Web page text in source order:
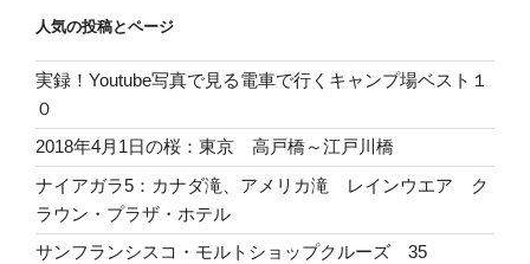
人気の投稿とページ
実録！Youtube写真で見る電車で行くキャンプ場ベスト１
０
2018年4月1日の桜：東京 高戸橋～江戸川橋
ナイアガラ5：カナダ滝、アメリカ滝 レインウエア ク
ラウン・プラザ・ホテル
サンフランシスコ・モルトショップクルーズ 35